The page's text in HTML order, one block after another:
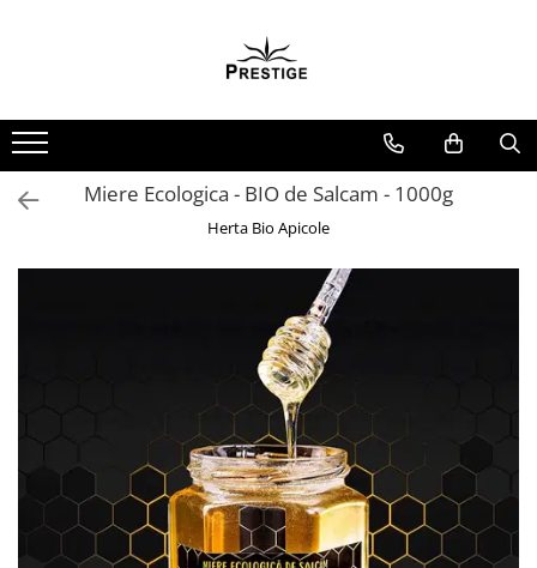
Noutati
Promotii
Pachete Speciale Carti
Spiritualitate - Ezoterism
Minte Corp
New Illuminati Files
Numerologie
Miere Ecologica - BIO de Salcam - 1000g
Herta Bio Apicole